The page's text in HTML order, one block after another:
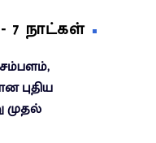
7 நாட்கள்
புதிய